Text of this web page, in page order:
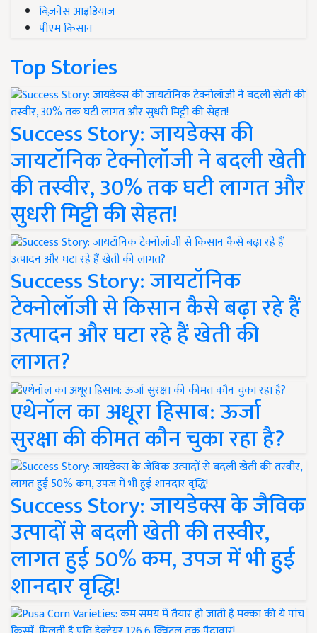
बिज़नेस आइडियाज
पीएम किसान
Top Stories
Success Story: जायडेक्स की
जायटॉनिक टेक्नोलॉजी ने बदली खेती
की तस्वीर, 30% तक घटी लागत और
सुधरी मिट्टी की सेहत!
Success Story: जायटॉनिक
टेक्नोलॉजी से किसान कैसे बढ़ा रहे हैं
उत्पादन और घटा रहे हैं खेती की
लागत?
एथेनॉल का अधूरा हिसाब: ऊर्जा
सुरक्षा की कीमत कौन चुका रहा है?
Success Story: जायडेक्स के जैविक
उत्पादों से बदली खेती की तस्वीर,
लागत हुई 50% कम, उपज में भी हुई
शानदार वृद्धि!